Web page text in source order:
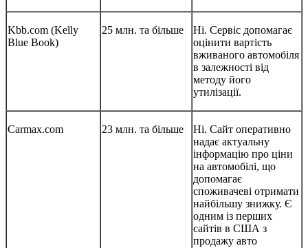
Kbb.com (Kelly
Blue Book)
25 млн. та більше
Ні. Сервіс допомагає
оцінити вартість
вживаного автомобіля
в залежності від
методу його
утилізації.
Carmax.com 23 млн. та більше
Ні. Сайт оперативно
надає актуальну
інформацію про ціни
на автомобілі, що
допомагає
споживачеві отримати
найбільшу знижку. Є
одним із перших
сайтів в США з
продажу авто